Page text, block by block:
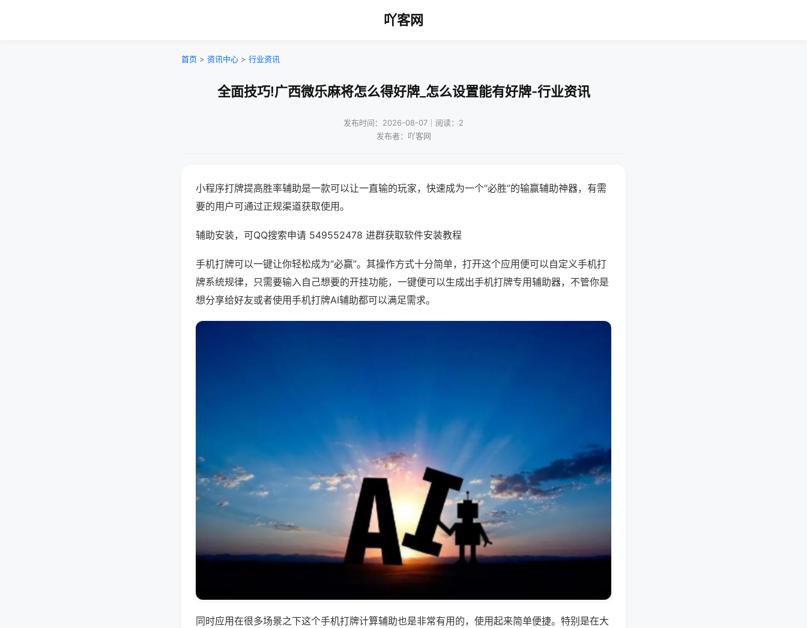
吖客网
首页 > 资讯中心 > 行业资讯
全面技巧!广西微乐麻将怎么得好牌_怎么设置能有好牌-行业资讯
发布时间：2026-08-07｜阅读：2
发布者：吖客网
小程序打牌提高胜率辅助是一款可以让一直输的玩家，快速成为一个“必胜”的输赢辅助神器，有需
要的用户可通过正规渠道获取使用。
辅助安装，可QQ搜索申请 549552478 进群获取软件安装教程
手机打牌可以一键让你轻松成为“必赢”。其操作方式十分简单，打开这个应用便可以自定义手机打
牌系统规律，只需要输入自己想要的开挂功能，一键便可以生成出手机打牌专用辅助器，不管你是
想分享给好友或者使用手机打牌AI辅助都可以满足需求。
同时应用在很多场景之下这个手机打牌计算辅助也是非常有用的，使用起来简单便捷。特别是在大